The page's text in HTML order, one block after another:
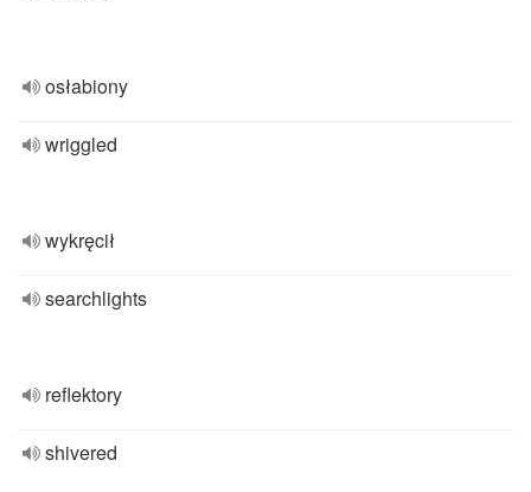
osłabiony
wriggled
wykręcił
searchlights
reflektory
shivered